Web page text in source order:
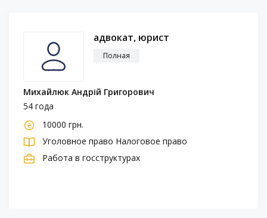
адвокат, юрист
Полная
Михайлюк Андрій Григорович
54 года
10000 грн.
Уголовное право Налоговое право
Работа в госструктурах